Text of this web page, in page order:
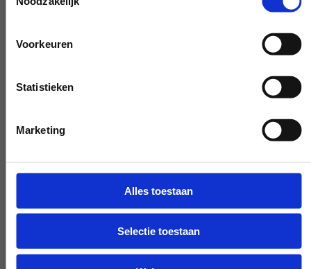
Voorkeuren
Statistieken
Marketing
Alles toestaan
Selectie toestaan
werkzaamheden raakt, pak de telefoon en
duidelijkheid on demand.
bespreekbaar, dan maken we het - als het
maar even kan - mogelijk.